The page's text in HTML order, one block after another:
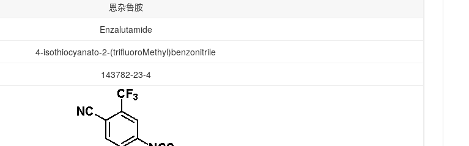
恩杂鲁胺
Enzalutamide
4-isothiocyanato-2-(trifluoroMethyl)benzonitrile
143782-23-4